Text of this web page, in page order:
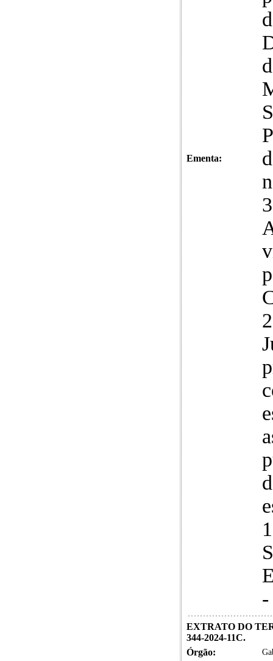
Ementa:
-
EXTRATO DO
344-2024-11C.
Órgão: